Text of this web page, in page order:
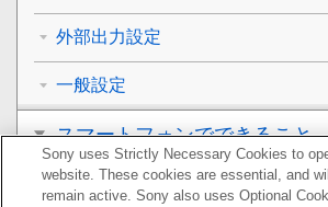
外部出力設定
一般設定
スマートフォンでできること
パソコンでできること
Sony uses Strictly Necessary Cookies to
website. These cookies are essential, and
remain active. Sony also uses Optional